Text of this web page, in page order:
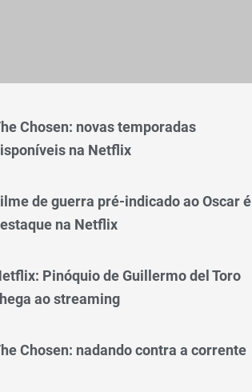
Chosen: novas temporadas
na Netflix
de guerra pré-indicado ao Oscar é
na Netflix
Pinóquio de Guillermo del Toro
ao streaming
Chosen: nadando contra a corrente